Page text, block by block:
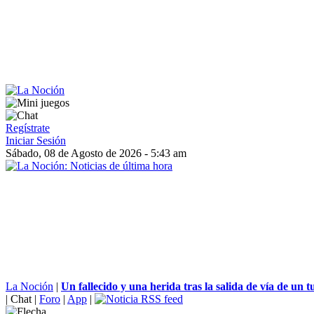
Regístrate
Iniciar Sesión
Sábado, 08 de Agosto de 2026 - 5:43 am
La Noción | Un fallecido y una herida tras la salida de vía de un
| Chat | Foro | App |